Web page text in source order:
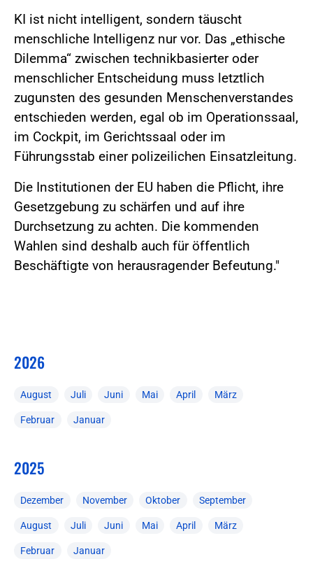
KI ist nicht intelligent, sondern täuscht
menschliche Intelligenz nur vor. Das „ethische
Dilemma“ zwischen technikbasierter oder
menschlicher Entscheidung muss letztlich
zugunsten des gesunden Menschenverstandes
entschieden werden, egal ob im Operationssaal,
im Cockpit, im Gerichtssaal oder im
Führungsstab einer polizeilichen Einsatzleitung.
Die Institutionen der EU haben die Pflicht, ihre
Gesetzgebung zu schärfen und auf ihre
Durchsetzung zu achten. Die kommenden
Wahlen sind deshalb auch für öffentlich
Beschäftigte von herausragender Befeutung."
2026
August Juli Juni Mai April März
Februar Januar
2025
Dezember November Oktober September
August Juli Juni Mai April März
Februar Januar